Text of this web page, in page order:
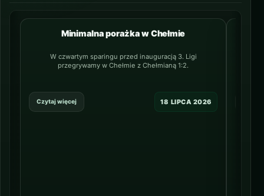
NAJNOWSZY
Minimalna porażka w Chełmie
W czwartym sparingu przed inauguracją 3. Ligi
przegrywamy w Chełmie z Chełmianą 1:2.
Czytaj więcej 18 LIPCA 2026